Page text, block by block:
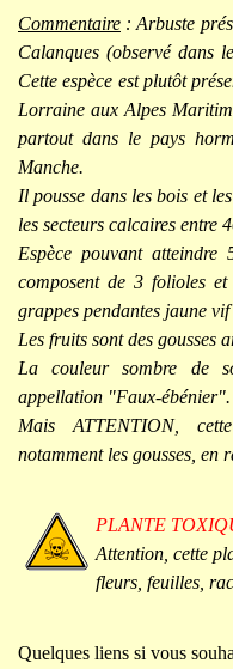
Commentaire : Arbuste
Calanques (observé dans
Cette espèce est plutôt
Lorraine aux Alpes
partout dans le pays
Manche.
Il pousse dans les bois et
les secteurs calcaires entre
Espèce pouvant
composent de 3 folioles
grappes pendantes jaune
Les fruits sont des gousses
La couleur sombre de
appellation "Faux-ébénier".
Mais ATTENTION,
notamment les gousses, en
PLANTE
Attention, cette
fleurs, feuilles,
Quelques liens si vous